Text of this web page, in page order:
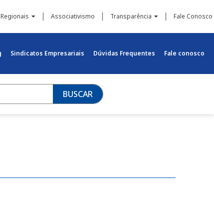
Regionais Associativismo Transparência Fale Conosco
Sindicatos Empresariais Dúvidas Frequentes Fale conosco
BUSCAR